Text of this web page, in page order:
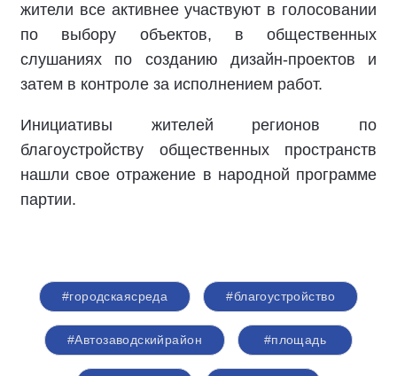
жители все активнее участвуют в голосовании
по выбору объектов, в общественных
слушаниях по созданию дизайн-проектов и
затем в контроле за исполнением работ.
Инициативы жителей регионов по
благоустройству общественных пространств
нашли свое отражение в народной программе
партии.
#городскаясреда #благоустройство
#Автозаводскийрайон #площадь